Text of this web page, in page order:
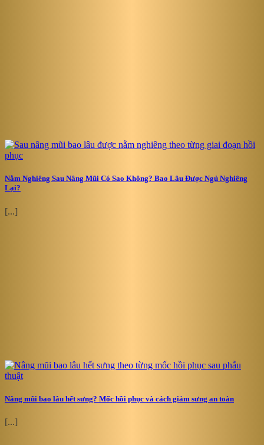
Nằm Nghiêng Sau Nâng Mũi Có Sao Không? Bao Lâu Được Ngủ Nghiêng
Lại?
[...]
Nâng mũi bao lâu hết sưng? Mốc hồi phục và cách giảm sưng an toàn
[...]